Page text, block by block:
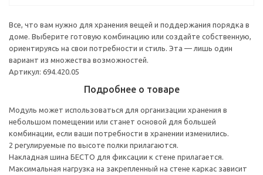
Все, что вам нужно для хранения вещей и поддержания порядка в
доме. Выберите готовую комбинацию или создайте собственную,
ориентируясь на свои потребности и стиль. Эта — лишь один
вариант из множества возможностей.
Артикул: 694.420.05
Подробнее о товаре
Модуль может использоваться для организации хранения в
небольшом помещении или станет основой для большей
комбинации, если ваши потребности в хранении изменились.
2 регулируемые по высоте полки прилагаются.
Накладная шина БЕСТО для фиксации к стене прилагается.
Максимальная нагрузка на закрепленный на стене каркас зависит